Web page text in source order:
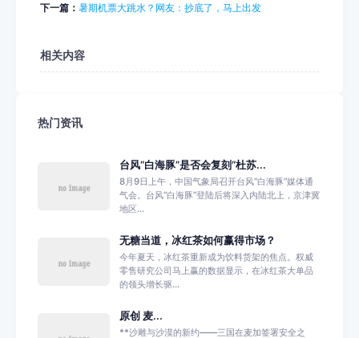
下一篇： 暑期机票大跳水？网友：抄底了，马上出发
相关内容
热门资讯
台风“白海豚”是否会复刻“杜苏...
8月9日上午，中国气象局召开台风“白海豚”媒体通
气会。台风“白海豚”登陆后将深入内陆北上，京津冀
地区...
无糖当道，冰红茶如何赢得市场？
今年夏天，冰红茶重新成为饮料货架的焦点。权威
零售研究公司马上赢的数据显示，在冰红茶大单品
的领头增长驱...
原创 麦...
**沙雕与沙漠的新约——三国在麦加签署安全之